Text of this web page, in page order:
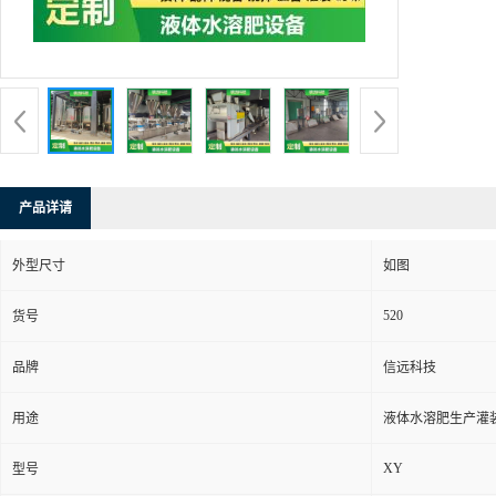
产品详请
外型尺寸 如图
货号 520
品牌 信远科技
用途 液体水溶肥生产灌
型号 XY